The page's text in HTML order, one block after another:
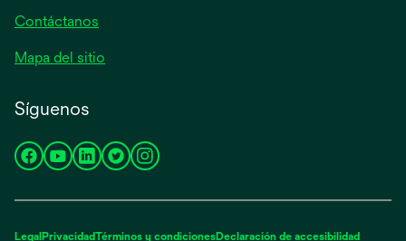
Contáctanos
Mapa del sitio
Síguenos
se
una
se
una
se
una
se
una
se
LegalPrivacidadTérminos y condicionesDeclaración de accesibilidad